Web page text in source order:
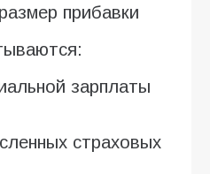
прибавки
зарплаты
страховых